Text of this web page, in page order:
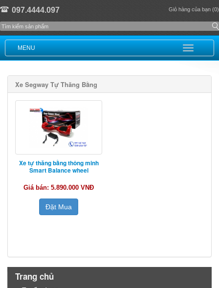
097.4444.097 Giỏ hàng của bạn (0)
MENU
Xe Segway Tự Thăng Bằng
Xe tự thăng bằng thông minh
Smart Balance wheel
Giá bán: 5.890.000 VNĐ
Đặt Mua
Trang chủ